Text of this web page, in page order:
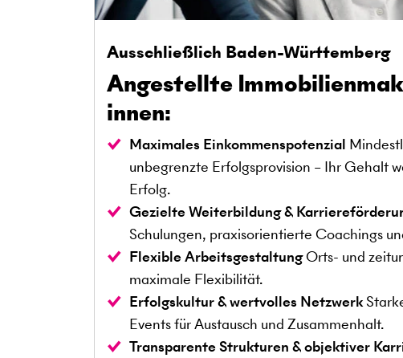
Ausschließlich Baden-Württemberg
Angestellte
innen:
Maximales Einkommenspotenzial
unbegrenzte Erfolgsprovision – Ihr Gehalt
Erfolg.
Gezielte Weiterbildung &
Schulungen, praxisorientierte Coachings
Flexible ArbeitsgestaltungOrts- und
maximale Flexibilität.
Erfolgskultur & wertvolles Netzwerk
Events für Austausch und Zusammenhalt.
Transparente Strukturen & objektiver